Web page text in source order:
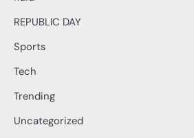
REPUBLIC DAY
Sports
Tech
Trending
Uncategorized